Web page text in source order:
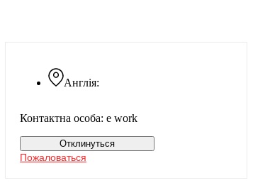
Англія:
Контактна особа: e work
Отклинуться
Пожаловаться